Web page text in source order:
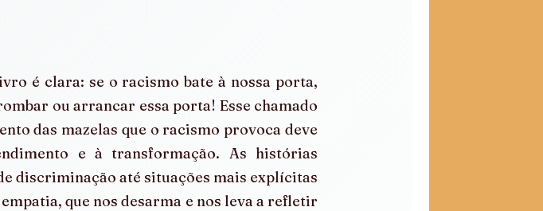
é clara: se o racismo bate à nossa porta,
ou arrancar essa porta! Esse chamado
das mazelas que o racismo provoca deve
e à transformação. As histórias
discriminação até situações mais explícitas
que nos desarma e nos leva a refletir